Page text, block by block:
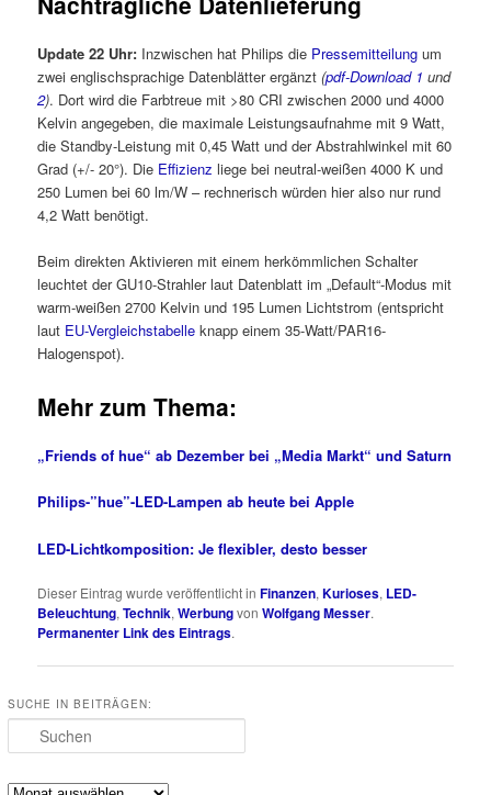
Update 22 Uhr: Inzwischen hat Philips die Pressemitteilung um
zwei englischsprachige Datenblätter ergänzt(pdf-Download 1 und
2). Dort wird die Farbtreue mit >80 CRI zwischen 2000 und 4000
Kelvin angegeben, die maximale Leistungsaufnahme mit 9 Watt,
die Standby-Leistung mit 0,45 Watt und der Abstrahlwinkel mit 60
Grad (+/- 20°). Die Effizienz liege bei neutral-weißen 4000 K und
250 Lumen bei 60 lm/W – rechnerisch würden hier also nur rund
4,2 Watt benötigt.
Beim direkten Aktivieren mit einem herkömmlichen Schalter
leuchtet der GU10-Strahler laut Datenblatt im „Default“-Modus mit
warm-weißen 2700 Kelvin und 195 Lumen Lichtstrom (entspricht
laut EU-Vergleichstabelle knapp einem 35-Watt/PAR16-
Halogenspot).
Mehr zum Thema:
„Friends of hue“ ab Dezember bei „Media Markt“ und Saturn
Philips-”hue”-LED-Lampen ab heute bei Apple
LED-Lichtkomposition: Je flexibler, desto besser
Dieser Eintrag wurde veröffentlicht inFinanzen,Kurioses, LED-
Beleuchtung,Technik,WerbungvonWolfgang Messer.
Permanenter Link des Eintrags.
SUCHE IN BEITRÄGEN:
Suchen